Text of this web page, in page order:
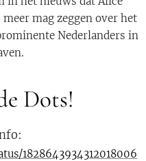
mag zeggen over het
Nederlanders in
Dots!
1828643934312018006